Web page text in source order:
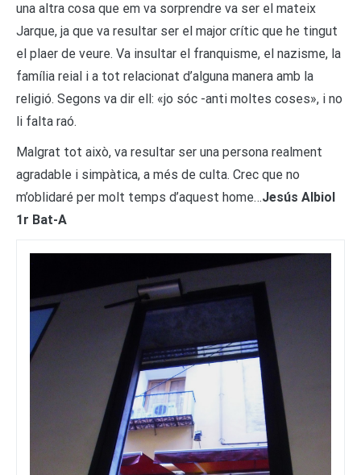
una altra cosa que em va sorprendre va ser el mateix
Jarque, ja que va resultar ser el major crític que he tingut
el plaer de veure. Va insultar el franquisme, el nazisme, la
família reial i a tot relacionat d’alguna manera amb la
religió. Segons va dir ell: «jo sóc -anti moltes coses», i no
li falta raó.
Malgrat tot això, va resultar ser una persona realment
agradable i simpàtica, a més de culta. Crec que no
m’oblidaré per molt temps d’aquest home…Jesús Albiol
1r Bat-A